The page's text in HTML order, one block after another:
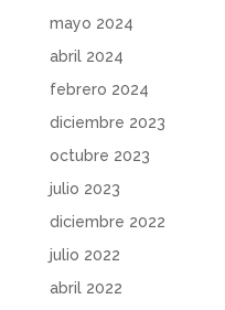
mayo 2024
abril 2024
febrero 2024
diciembre 2023
octubre 2023
julio 2023
diciembre 2022
julio 2022
abril 2022